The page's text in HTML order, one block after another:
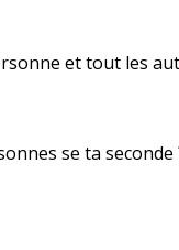
et tout les
se ta seconde